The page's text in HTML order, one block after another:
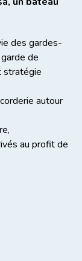
des gardes-
de
stratégie
autour
au profit de